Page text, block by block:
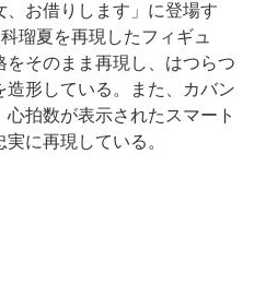
お借りします」に登場す
瑠夏を再現したフィギュ
そのまま再現し、はつらつ
造形している。また、カバン
拍数が表示されたスマート
に再現している。